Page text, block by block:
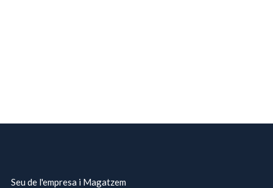
Seu de l'empresa i Magatzem